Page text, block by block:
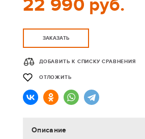
22 990 руб.
ЗАКАЗАТЬ
ДОБАВИТЬ К СПИСКУ СРАВНЕНИЯ
ОТЛОЖИТЬ
Описание